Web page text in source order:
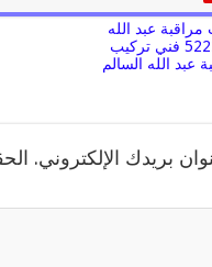
عبد الله
السالم 52227353 فني تركيب
عبد الله السالم
بريدك الإلكتروني.